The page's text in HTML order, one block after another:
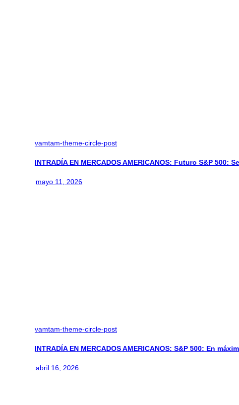
vamtam-theme-circle-post
INTRADÍA EN MERCADOS AMERICANOS: Futuro S&P 500:
mayo 11, 2026
vamtam-theme-circle-post
INTRADÍA EN MERCADOS AMERICANOS: S&P 500: En
abril 16, 2026